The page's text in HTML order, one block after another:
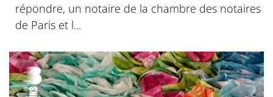
répondre, un notaire de la chambre des notaires
de Paris et l...